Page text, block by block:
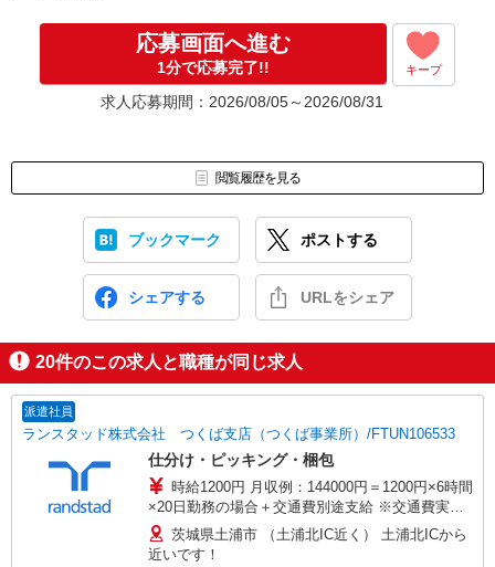
応募⇒最短で2日後からの勤務も可能です！
応募画面へ進む
1分で応募完了!! キープ
求人応募期間：2026/08/05～2026/08/31
閲覧履歴を見る
ブックマーク ポストする
シェアする URLをシェア
20件のこの求人と職種が同じ求人
派遣社員
ランスタッド株式会社 つくば支店（つくば事業所）/FTUN106533
仕分け・ピッキング・梱包
時給1200円 月収例：144000円＝1200円×6時間
×20日勤務の場合＋交通費別途支給 ※交通費実費
支給／当社規定あり。上限4万円/月※規定あり
茨城県土浦市 （土浦北IC近く） 土浦北ICから
近いです！